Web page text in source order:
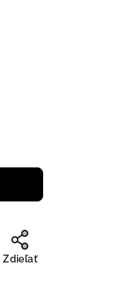
Zdieľať